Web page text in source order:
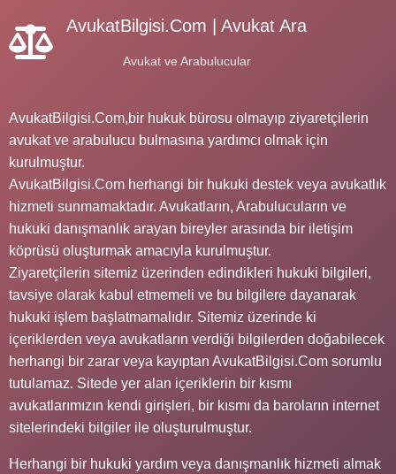
AvukatBilgisi.Com | Avukat Ara
Avukat ve Arabulucular
AvukatBilgisi.Com,bir hukuk bürosu olmayıp ziyaretçilerin
avukat ve arabulucu bulmasına yardımcı olmak için
kurulmuştur.
AvukatBilgisi.Com herhangi bir hukuki destek veya avukatlık
hizmeti sunmamaktadır. Avukatların, Arabulucuların ve
hukuki danışmanlık arayan bireyler arasında bir iletişim
köprüsü oluşturmak amacıyla kurulmuştur.
Ziyaretçilerin sitemiz üzerinden edindikleri hukuki bilgileri,
tavsiye olarak kabul etmemeli ve bu bilgilere dayanarak
hukuki işlem başlatmamalıdır. Sitemiz üzerinde ki
içeriklerden veya avukatların verdiği bilgilerden doğabilecek
herhangi bir zarar veya kayıptan AvukatBilgisi.Com sorumlu
tutulamaz. Sitede yer alan içeriklerin bir kısmı
avukatlarımızın kendi girişleri, bir kısmı da baroların internet
sitelerindeki bilgiler ile oluşturulmuştur.
Herhangi bir hukuki yardım veya danışmanlık hizmeti almak